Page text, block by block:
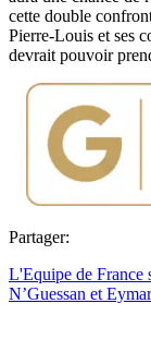
cette double
Pierre-Louis et ses
devrait pouvoir
Partager:
L'Equipe de France
N’Guessan et